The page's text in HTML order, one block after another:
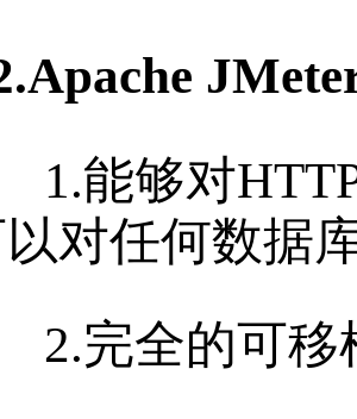
1.能够对
对任何数据
2.完全的可移